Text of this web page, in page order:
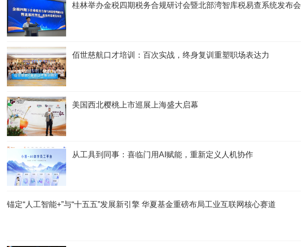
桂林举办金税四期税务合规研讨会暨北部湾智库税易查系统发布会
佰世慈航口才培训：百次实战，终身复训重塑职场表达力
美国西北樱桃上市巡展上海盛大启幕
从工具到同事：喜临门用AI赋能，重新定义人机协作
锚定“人工智能+”与“十五五”发展新引擎 华夏基金重磅布局工业互联网核心赛道